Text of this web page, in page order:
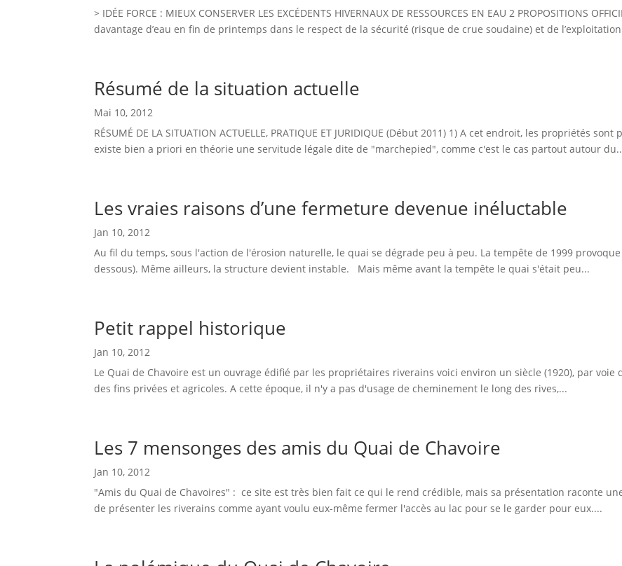
> IDÉE FORCE : MIEUX CONSERVER LES EXCÉDENTS HIVERNAUX DE RESSOURCES EN EAU 2 PROPOSITIONS
davantage d’eau en fin de printemps dans le respect de la sécurité (risque de crue soudaine) et de
Résumé de la situation actuelle
Mai 10, 2012
RÉSUMÉ DE LA SITUATION ACTUELLE, PRATIQUE ET JURIDIQUE (Début 2011) 1) A cet endroit, les propriétés
existe bien a priori en théorie une servitude légale dite de "marchepied", comme c'est le cas partout autour
Les vraies raisons d’une fermeture devenue inéluctable
Jan 10, 2012
Au fil du temps, sous l'action de l'érosion naturelle, le quai se dégrade peu à peu. La tempête de 1999
dessous). Même ailleurs, la structure devient instable. Mais même avant la tempête le quai s'était peu...
Petit rappel historique
Jan 10, 2012
Le Quai de Chavoire est un ouvrage édifié par les propriétaires riverains voici environ un siècle (1920), par voie
des fins privées et agricoles. A cette époque, il n'y a pas d'usage de cheminement le long des rives,...
Les 7 mensonges des amis du Quai de Chavoire
Jan 10, 2012
"Amis du Quai de Chavoires" : ce site est très bien fait ce qui le rend crédible, mais sa présentation raconte
de présenter les riverains comme ayant voulu eux-même fermer l'accès au lac pour se le garder pour eux....